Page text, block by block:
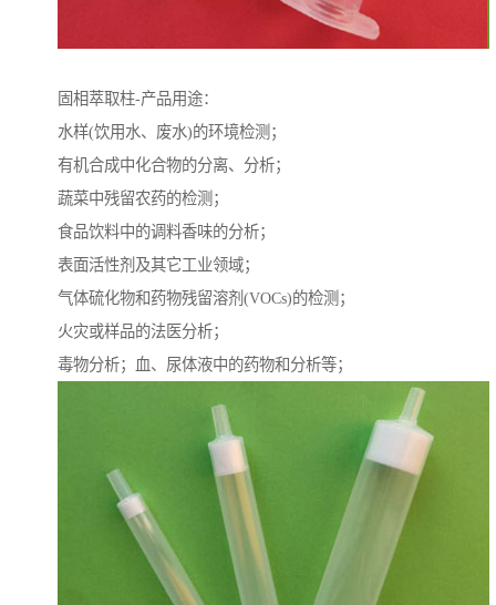
固相萃取柱-产品用途：
水样(饮用水、废水)的环境检测；
有机合成中化合物的分离、分析；
蔬菜中残留农药的检测；
食品饮料中的调料香味的分析；
表面活性剂及其它工业领域；
气体硫化物和药物残留溶剂(VOCs)的检测；
火灾或样品的法医分析；
毒物分析；血、尿体液中的药物和分析等；